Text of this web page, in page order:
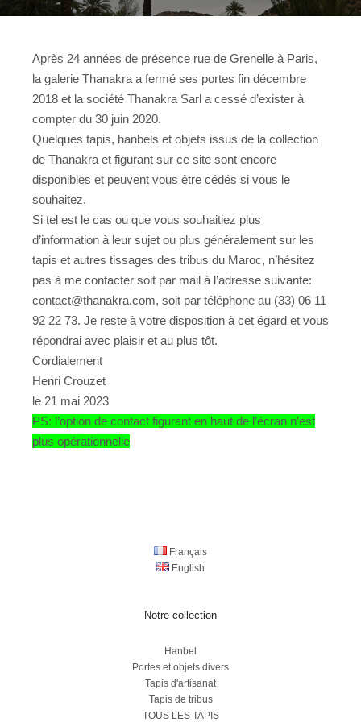
Après 24 années de présence rue de Grenelle à Paris,
la galerie Thanakra a fermé ses portes fin décembre
2018 et la société Thanakra Sarl a cessé d’exister à
compter du 30 juin 2020.
Quelques tapis, hanbels et objets issus de la collection
de Thanakra et figurant sur ce site sont encore
disponibles et peuvent vous être cédés si vous le
souhaitez.
Si tel est le cas ou que vous souhaitiez plus
d’information à leur sujet ou plus généralement sur les
tapis et autres tissages des tribus du Maroc, n’hésitez
pas à me contacter soit par mail à l’adresse suivante:
contact@thanakra.com, soit par téléphone au (33) 06 11
92 22 73. Je reste à votre disposition à cet égard et vous
répondrai avec plaisir et au plus tôt.
Cordialement
Henri Crouzet
le 21 mai 2023
PS: l’option de contact figurant en haut de l’écran n’est
plus opérationnelle
Français
English
Notre collection
Hanbel
Portes et objets divers
Tapis d'artisanat
Tapis de tribus
TOUS LES TAPIS